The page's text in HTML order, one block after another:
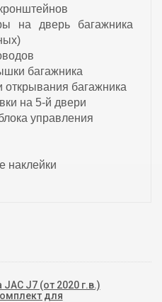
на дверь багажника
багажника
открывания багажника
на 5-й двери
управления
наклейки
J7 (от 2020 г.в.)
для